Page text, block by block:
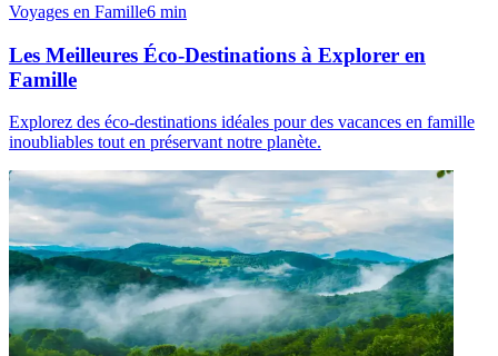
Voyages en Famille6 min
Les Meilleures Éco-Destinations à Explorer en
Famille
Explorez des éco-destinations idéales pour des vacances en famille
inoubliables tout en préservant notre planète.